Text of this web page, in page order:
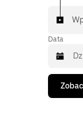
Data
Naciśnij
klawisz
strzałki